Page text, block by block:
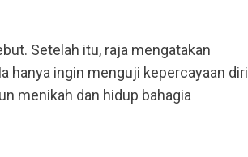
Setelah itu, raja mengatakan
hanya ingin menguji kepercayaan diri
menikah dan hidup bahagia